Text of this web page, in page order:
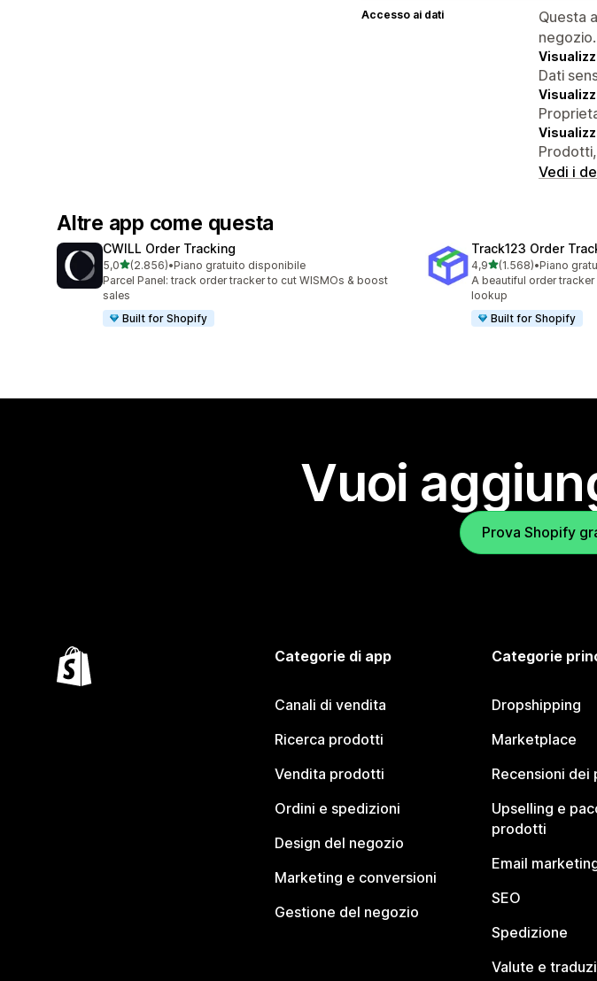
Accesso ai dati
Questa
Dati
Vedi i
Altre app come questa
CWILL Order Tracking
5,0stelle su 5
(2.856)
2856 recensioni totali
•Piano gratuito disponibile
Parcel Panel: track order tracker to cut WISMOs & boost
sales
Built for Shopify
Track123 Order
4,9stelle su 5
(1.568)
1568 recensioni totali
•Piano
A beautiful order
lookup
Built for Shopify
Vuoi
Prova Shopify
Categorie di app
Canali di vendita
Ricerca prodotti
Vendita prodotti
Ordini e spedizioni
Design del negozio
Marketing e conversioni
Gestione del negozio
Categorie
Dropshipping
Marketplace
Recensioni dei
Upselling e
prodotti
Email
SEO
Spedizione
Valute e